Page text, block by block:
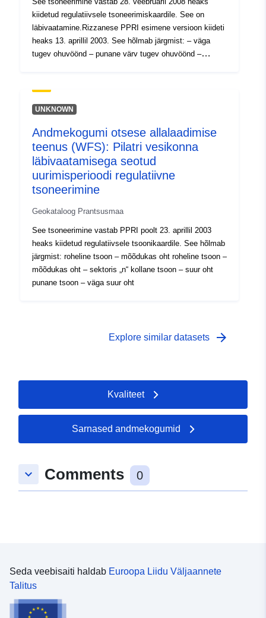
kiidetud regulatiivsele tsoneerimiskaardile. See on
läbivaatamine.Rizzanese PPRI esimene versioon kiideti
heaks 13. aprillil 2003. See hõlmab järgmist: – väga
tugev ohuvöönd – punane värv tugev ohuvöönd –
UNKNOWN
Andmekogumi otsese allalaadimise
teenus (WFS): Pilatri vesikonna
läbivaatamisega seotud
uurimisperioodi regulatiivne
tsoneerimine
Geokataloog Prantsusmaa
See tsoneerimine vastab PPRI poolt 23. aprillil 2003
heaks kiidetud regulatiivsele tsoonikaardile. See hõlmab
järgmist: roheline tsoon – mõõdukas oht roheline tsoon –
mõõdukas oht – sektoris „n“ kollane tsoon – suur oht
punane tsoon – väga suur oht
Explore similar datasets arrow_forward
Kvaliteet
Sarnased andmekogumid
keyboard_arrow_down Comments 0
Seda veebisaiti haldab Euroopa Liidu Väljaannete
Talitus